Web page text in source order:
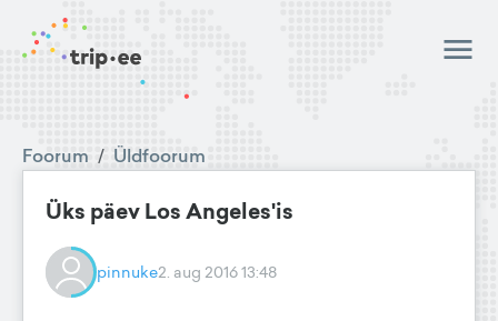
Foorum / Üldfoorum
Üks päev Los Angeles'is
pinnuke2. aug 2016 13:48